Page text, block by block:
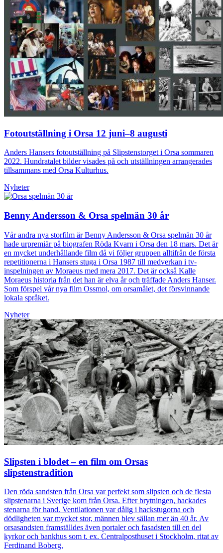
Fotoutställning i Orsa 12 juni–8 augusti
Anders Hansers fotoutställning på Slipstenstorget i Orsa sommaren
2022. Hundratalet bilder visades på och utställningen arrangerades
tillsammans med Orsa Kulturhus.
Nyheter
Benny Andersson & Orsa spelmän 30 år
Vår andra nya storfilm är Benny Andersson & Orsa spelmän 30 år
hade urpremiär på biografen Röda Kvarn i Orsa den 18 mars. Det är
en mycket underhållande film då vi följer gruppen alltifrån de första
repetitionerna i Hansers stuga i Orsa 1987 till medverkan i tv-
inspelningen av Moraeus med mera 2017. Det är också Kalle
Moraeus historia från det han är elva år och träffade Anders Hanser.
Som förspel vår nya film Ossmol, om orsamålet, det försvinnande
lokala språket.
Nyheter
Slipsten i blodet – en film om Orsas
slipstenstradition
Den röda sandsten från Orsa var perfekt som slipsten och de flesta
slipstenarna i Sverige kom från Orsa. Efter brytningen, hackades
stenarna för hand. Ventilationen var dålig i hackstugorna och
dödligheten var mycket stor, männen blev sällan mer än 40 år. Av
orsasandsten framställdes även portaler och fasadsten till en del
kyrkor och bankhus som t. ex. Centralposthuset i Stockholm, ritat av
Ferdinand Boberg.